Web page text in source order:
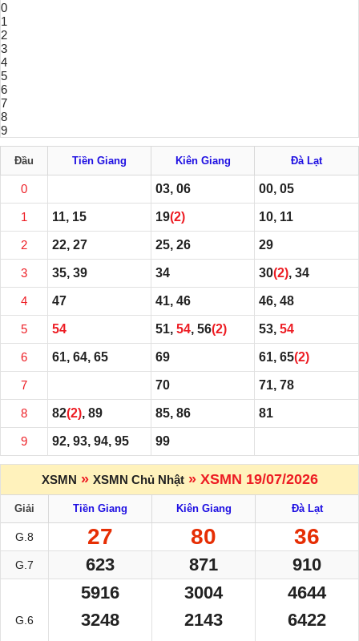
0
1
2
3
4
5
6
7
8
9
Đầu Tiền Giang Kiên Giang Đà Lạt
0 03, 06 00, 05
1 11, 15 19(2) 10, 11
2 22, 27 25, 26 29
3 35, 39 34 30(2), 34
4 47 41, 46 46, 48
5 54 51, 54, 56(2) 53, 54
6 61, 64, 65 69 61, 65(2)
7 70 71, 78
8 82(2), 89 85, 86 81
9 92, 93, 94, 95 99
XSMN » XSMN Chủ Nhật» XSMN 19/07/2026
Giải Tiền Giang Kiên Giang Đà Lạt
G.8 27 80 36
G.7 623 871 910
G.6
5916
3248
3004
2143
4644
6422